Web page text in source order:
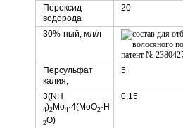
Пероксид
водорода
20
30%-ный, мл/л
Персульфат
калия,
5
3(NH
4)2Mo4·4(МоO2·Н
2O)
0,15